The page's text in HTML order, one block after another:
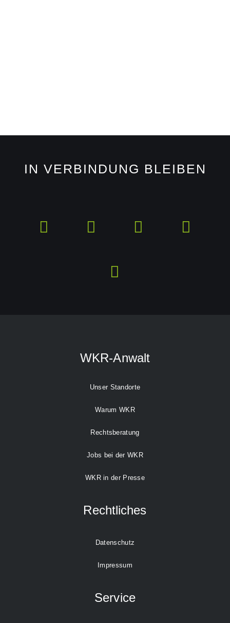
IN VERBINDUNG BLEIBEN
WKR-Anwalt
Unser Standorte
Warum WKR
Rechtsberatung
Jobs bei der WKR
WKR in der Presse
Rechtliches
Datenschutz
Impressum
Service